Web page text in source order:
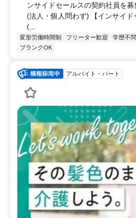
ンサイドセールスの契約社員を
(法人・個人問わず) 【インサイ
(...
変形労働時間制 フリーター歓迎 学歴不問
ブランクOK
アルバイト・パート